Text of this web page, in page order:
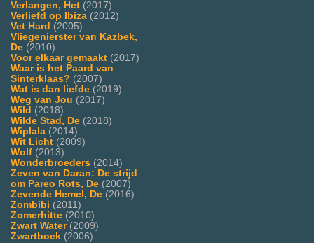
Verlangen, Het (2017)
Verliefd op Ibiza (2012)
Vet Hard (2005)
Vliegenierster van Kazbek,
De (2010)
Voor elkaar gemaakt (2017)
Waar is het Paard van
Sinterklaas? (2007)
Wat is dan liefde (2019)
Weg van Jou (2017)
Wild (2018)
Wilde Stad, De (2018)
Wiplala (2014)
Wit Licht (2009)
Wolf (2013)
Wonderbroeders (2014)
Zeven van Daran: De strijd
om Pareo Rots, De (2007)
Zevende Hemel, De (2016)
Zombibi (2011)
Zomerhitte (2010)
Zwart Water(2009)
Zwartboek (2006)